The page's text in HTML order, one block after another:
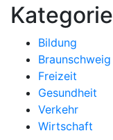
Kategorie
Bildung
Braunschweig
Freizeit
Gesundheit
Verkehr
Wirtschaft